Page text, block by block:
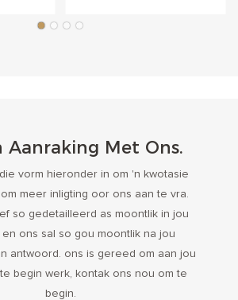
Aanraking Met Ons.
vorm hieronder in om 'n kwotasie
meer inligting oor ons aan te vra.
so gedetailleerd as moontlik in jou
en ons sal so gou moontlik na jou
antwoord. ons is gereed om aan jou
begin werk, kontak ons ​​nou om te
begin.